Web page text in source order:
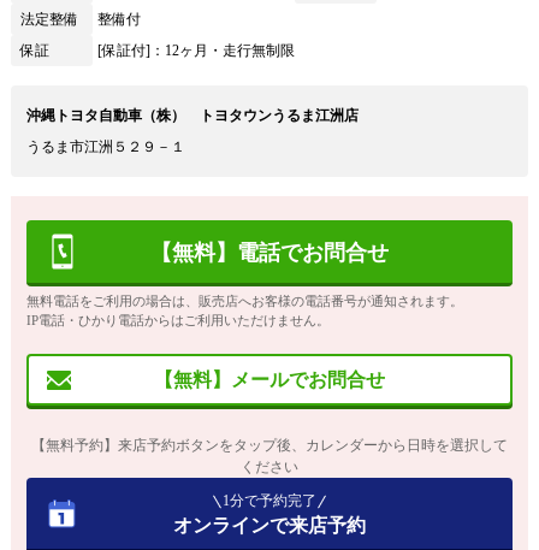
法定整備
整備付
保証
[保証付]：12ヶ月・走行無制限
沖縄トヨタ自動車（株） トヨタウンうるま江洲店
うるま市江洲５２９－１
【無料】電話でお問合せ
無料電話をご利用の場合は、販売店へお客様の電話番号が通知されます。
IP電話・ひかり電話からはご利用いただけません。
【無料】メールでお問合せ
【無料予約】来店予約ボタンをタップ後、カレンダーから日時を選択して
ください
1分で予約完了
オンラインで来店予約